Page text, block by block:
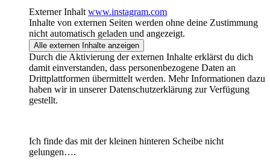
Externer Inhalt www.instagram.com
Inhalte von externen Seiten werden ohne deine Zustimmung
nicht automatisch geladen und angezeigt.
Alle externen Inhalte anzeigen
Durch die Aktivierung der externen Inhalte erklärst du dich
damit einverstanden, dass personenbezogene Daten an
Drittplattformen übermittelt werden. Mehr Informationen dazu
haben wir in unserer Datenschutzerklärung zur Verfügung
gestellt.
Ich finde das mit der kleinen hinteren Scheibe nicht
gelungen….